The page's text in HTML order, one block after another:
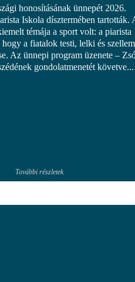
honosításának ünnepét 2026.
Iskola dísztermében tartották.
témája a sport volt: a piarista
hogy a fiatalok testi, lelki és
Az ünnepi program üzenete –
gondolatmenetét követve...
További részletek